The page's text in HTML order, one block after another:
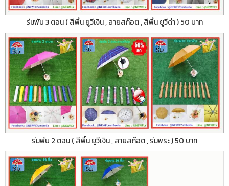
ร่มพับ 3 ตอน ( สีพื้น ยูวีเงิน , ลายสก๊อต , สีพื้น ยูวีดำ ) 50 บาท
ร่มพับ 2 ตอน ( สีพื้น ยูวีเงิน , ลายสก๊อต , ร่มพระ ) 50 บาท